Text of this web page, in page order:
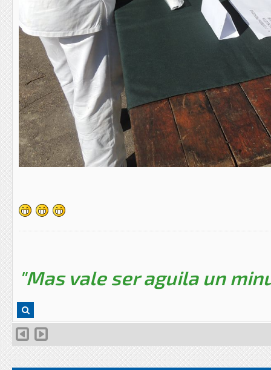
"Mas vale ser aguila un